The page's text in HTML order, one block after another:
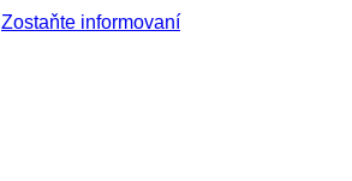
Zostaňte informovaní